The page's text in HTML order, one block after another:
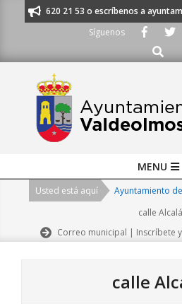
al 91 620 21 53 o escríbenos a
Síguenos
Buscar
Navigation
MENU
Usted está aquí Ayuntamiento
calle Alcalá
Correo municipal | Inscríbete
calle